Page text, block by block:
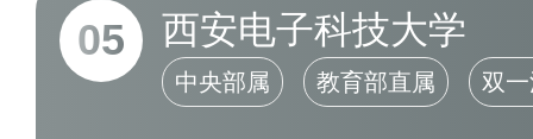
05 西安电子科技大学
中央部属 教育部直属 双